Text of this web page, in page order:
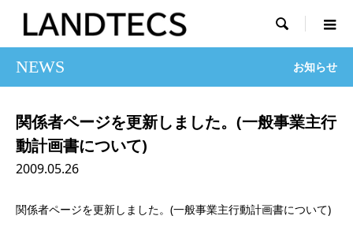

NEWS お知らせ
関係者ページを更新しました。(一般事業主行
動計画書について)
2009.05.26
関係者ページを更新しました。(一般事業主行動計画書について)